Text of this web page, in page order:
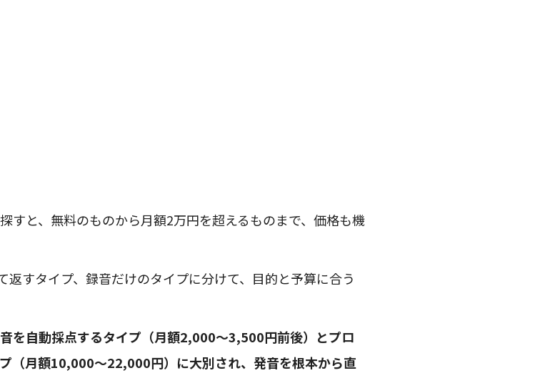
すと、無料のものから月額2万円を超えるものまで、価格も機
返すタイプ、録音だけのタイプに分けて、目的と予算に合う
を自動採点するタイプ（月額2,000〜3,500円前後）とプロ
（月額10,000〜22,000円）に大別され、発音を根本から直